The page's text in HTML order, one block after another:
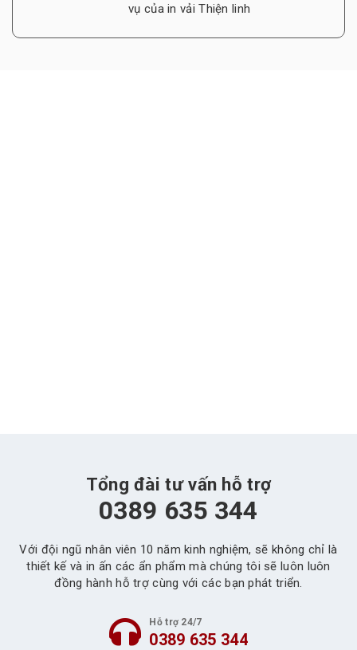
vụ của in vải Thiện linh
Tổng đài tư vấn hỗ trợ
0389 635 344
Với đội ngũ nhân viên 10 năm kinh nghiệm, sẽ không chỉ là
thiết kế và in ấn các ẩn phẩm mà chúng tôi sẽ luôn luôn
đồng hành hỗ trợ cùng với các bạn phát triển.
Hỗ trợ 24/7
0389 635 344